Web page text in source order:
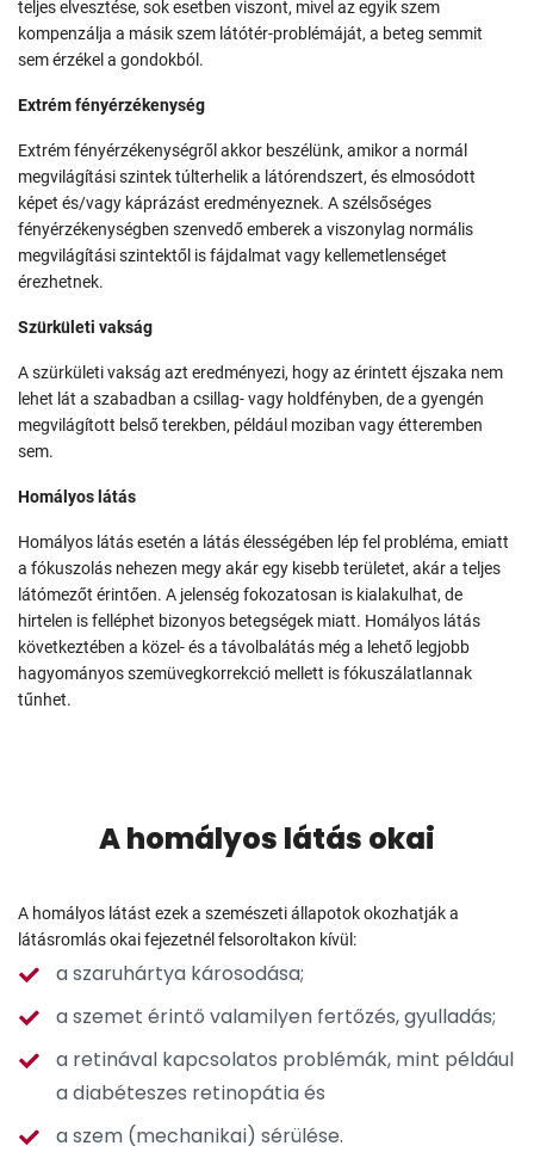
teljes elvesztése, sok esetben viszont, mivel az egyik szem
kompenzálja a másik szem látótér-problémáját, a beteg semmit
sem érzékel a gondokból.
Extrém fényérzékenység
Extrém fényérzékenységről akkor beszélünk, amikor a normál
megvilágítási szintek túlterhelik a látórendszert, és elmosódott
képet és/vagy káprázást eredményeznek. A szélsőséges
fényérzékenységben szenvedő emberek a viszonylag normális
megvilágítási szintektől is fájdalmat vagy kellemetlenséget
érezhetnek.
Szürkületi vakság
A szürkületi vakság azt eredményezi, hogy az érintett éjszaka nem
lehet lát a szabadban a csillag- vagy holdfényben, de a gyengén
megvilágított belső terekben, például moziban vagy étteremben
sem.
Homályos látás
Homályos látás esetén a látás élességében lép fel probléma, emiatt
a fókuszolás nehezen megy akár egy kisebb területet, akár a teljes
látómezőt érintően. A jelenség fokozatosan is kialakulhat, de
hirtelen is felléphet bizonyos betegségek miatt. Homályos látás
következtében a közel- és a távolbalátás még a lehető legjobb
hagyományos szemüvegkorrekció mellett is fókuszálatlannak
tűnhet.
A homályos látás okai
A homályos látást ezek a szemészeti állapotok okozhatják a
látásromlás okai fejezetnél felsoroltakon kívül:
a szaruhártya károsodása;
a szemet érintő valamilyen fertőzés, gyulladás;
a retinával kapcsolatos problémák, mint például
a diabéteszes retinopátia és
a szem (mechanikai) sérülése.